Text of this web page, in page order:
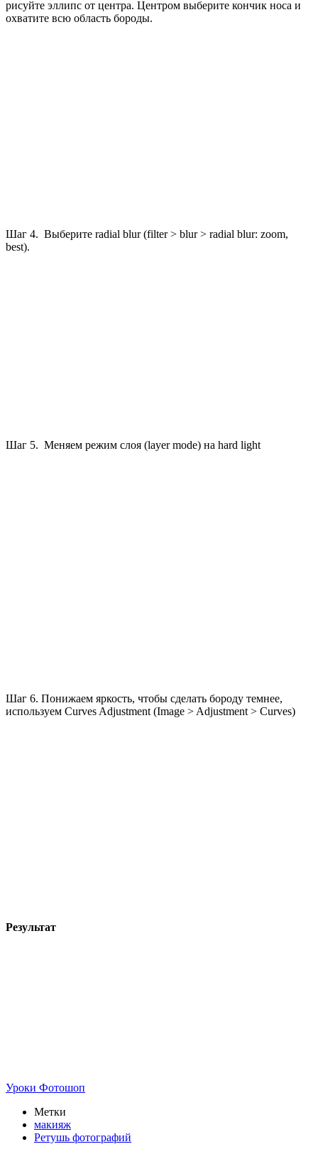
рисуйте эллипс от центра. Центром выберите кончик носа и
охватите всю область бороды.
Шаг 4. Выберите radial blur (filter > blur > radial blur: zoom,
best).
Шаг 5. Меняем режим слоя (layer mode) на hard light
Шаг 6. Понижаем яркость, чтобы сделать бороду темнее,
используем Curves Adjustment (Image > Adjustment > Curves)
Результат
Уроки Фотошоп
Метки
макияж
Ретушь фотографий